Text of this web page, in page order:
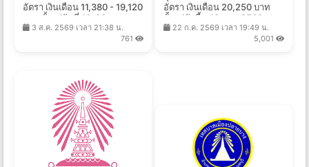
อัตรา เงินเดือน 11,380 - 19,120
บาท ตั้งแต่วันที่ 10-20 ส.ค.
25693 ส.ค. 2569 เวลา 21:38 น.
761
อัตรา เงินเดือน 20,250 บาท
ตั้งแต่บัดนี้ - 10 ส.ค. 2569
22 ก.ค. 2569 เวลา 19:49 น.
5,001